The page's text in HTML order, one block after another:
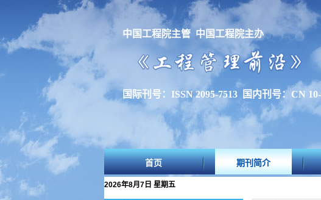
中国工程院主管 中国工程院主办
国际刊号：ISSN 2095-7513 国内刊号：CN
首页 期刊简介
2026年8月7日 星期五